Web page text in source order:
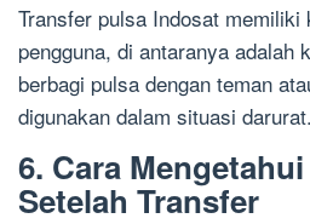
Transfer pulsa Indosat memiliki
pengguna, di antaranya adalah
berbagi pulsa dengan teman
digunakan dalam situasi darurat.
6. Cara
Setelah Transfer